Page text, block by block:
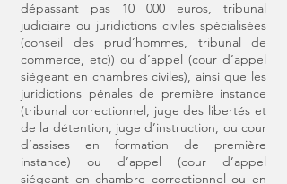
dépassant pas 10 000 euros, tribunal
judiciaire ou juridictions civiles spécialisées
(conseil des prud’hommes, tribunal de
commerce, etc)) ou d’appel (cour d’appel
siégeant en chambres civiles), ainsi que les
juridictions pénales de première instance
(tribunal correctionnel, juge des libertés et
de la détention, juge d’instruction, ou cour
d’assises en formation de première
instance) ou d’appel (cour d’appel
siégeant en chambre correctionnel ou en